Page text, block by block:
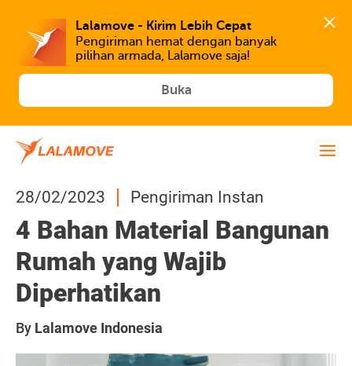
Lalamove - Kirim Lebih Cepat
Pengiriman hemat dengan banyak
Buka
28/02/2023 Pengiriman Instan
4 Bahan Material Bangunan
Rumah yang Wajib
Diperhatikan
By Lalamove Indonesia